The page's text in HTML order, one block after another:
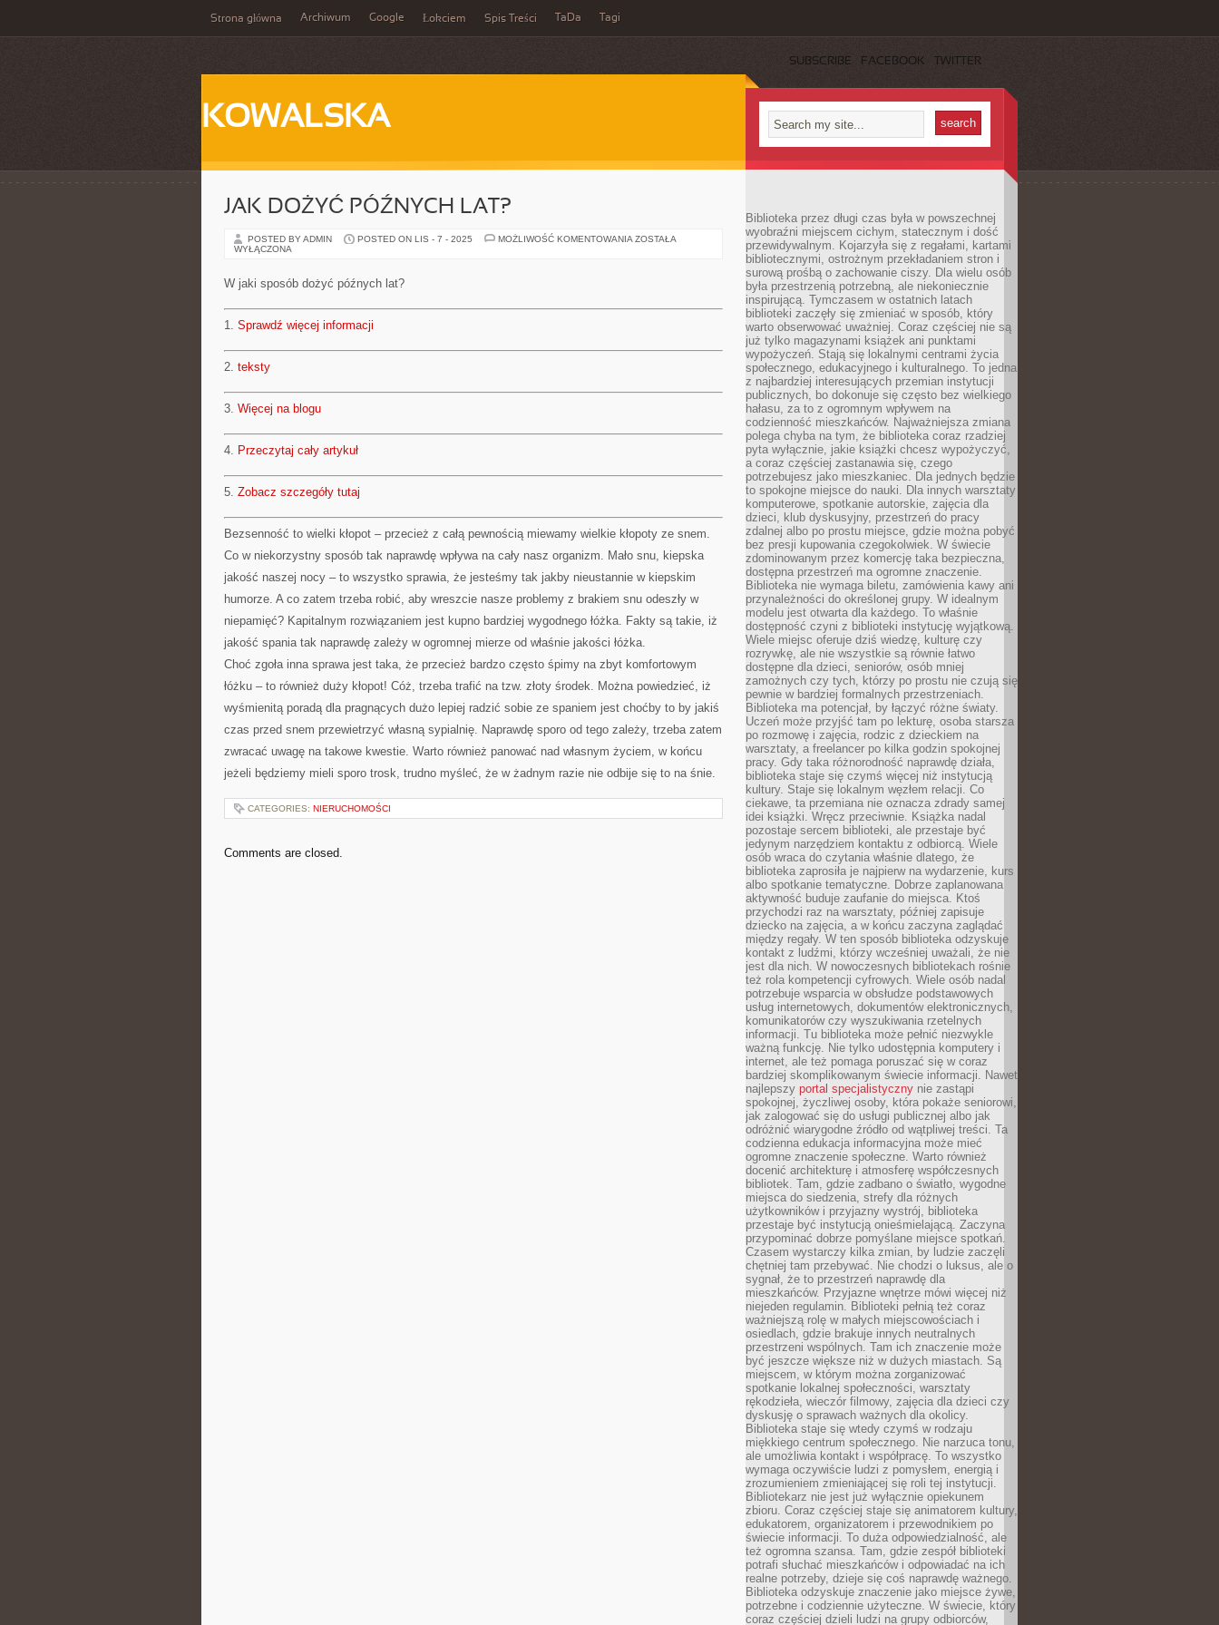
Strona główna Archiwum Google Łokciem Spis Treści TaDa Tagi
SUBSCRIBE FACEBOOK TWITTER
KOWALSKA
JAK DOŻYĆ PÓŹNYCH LAT?
POSTED BY ADMIN POSTED ON LIS - 7 - 2025 MOŻLIWOŚĆ KOMENTOWANIA JAK
ZOSTAŁA
WYŁĄCZONA
W jaki sposób dożyć późnych lat?
1. Sprawdź więcej informacji
2. teksty
3. Więcej na blogu
4. Przeczytaj cały artykuł
5. Zobacz szczegóły tutaj
Bezsenność to wielki kłopot – przecież z całą pewnością miewamy wielkie kłopoty ze snem.
Co w niekorzystny sposób tak naprawdę wpływa na cały nasz organizm. Mało snu, kiepska
jakość naszej nocy – to wszystko sprawia, że jesteśmy tak jakby nieustannie w kiepskim
humorze. A co zatem trzeba robić, aby wreszcie nasze problemy z brakiem snu odeszły w
niepamięć? Kapitalnym rozwiązaniem jest kupno bardziej wygodnego łóżka. Fakty są takie, iż
jakość spania tak naprawdę zależy w ogromnej mierze od właśnie jakości łóżka.
Choć zgoła inna sprawa jest taka, że przecież bardzo często śpimy na zbyt komfortowym
łóżku – to również duży kłopot! Cóż, trzeba trafić na tzw. złoty środek. Można powiedzieć, iż
wyśmienitą poradą dla pragnących dużo lepiej radzić sobie ze spaniem jest choćby to by jakiś
czas przed snem przewietrzyć własną sypialnię. Naprawdę sporo od tego zależy, trzeba zatem
zwracać uwagę na takowe kwestie. Warto również panować nad własnym życiem, w końcu
jeżeli będziemy mieli sporo trosk, trudno myśleć, że w żadnym razie nie odbije się to na śnie.
CATEGORIES: NIERUCHOMOŚCI
Comments are closed.
Biblioteka przez długi czas była w powszechnej
wyobraźni miejscem cichym, statecznym i dość
przewidywalnym. Kojarzyła się z regałami, kartami
bibliotecznymi, ostrożnym przekładaniem stron i
surową prośbą o zachowanie ciszy. Dla wielu osób
była przestrzenią potrzebną, ale niekoniecznie
inspirującą. Tymczasem w ostatnich latach
biblioteki zaczęły się zmieniać w sposób, który
warto obserwować uważniej. Coraz częściej nie są
już tylko magazynami książek ani punktami
wypożyczeń. Stają się lokalnymi centrami życia
społecznego, edukacyjnego i kulturalnego. To jedna
z najbardziej interesujących przemian instytucji
publicznych, bo dokonuje się często bez wielkiego
hałasu, za to z ogromnym wpływem na
codzienność mieszkańców. Najważniejsza zmiana
polega chyba na tym, że biblioteka coraz rzadziej
pyta wyłącznie, jakie książki chcesz wypożyczyć,
a coraz częściej zastanawia się, czego
potrzebujesz jako mieszkaniec. Dla jednych będzie
to spokojne miejsce do nauki. Dla innych warsztaty
komputerowe, spotkanie autorskie, zajęcia dla
dzieci, klub dyskusyjny, przestrzeń do pracy
zdalnej albo po prostu miejsce, gdzie można pobyć
bez presji kupowania czegokolwiek. W świecie
zdominowanym przez komercję taka bezpieczna,
dostępna przestrzeń ma ogromne znaczenie.
Biblioteka nie wymaga biletu, zamówienia kawy ani
przynależności do określonej grupy. W idealnym
modelu jest otwarta dla każdego. To właśnie
dostępność czyni z biblioteki instytucję wyjątkową.
Wiele miejsc oferuje dziś wiedzę, kulturę czy
rozrywkę, ale nie wszystkie są równie łatwo
dostępne dla dzieci, seniorów, osób mniej
zamożnych czy tych, którzy po prostu nie czują się
pewnie w bardziej formalnych przestrzeniach.
Biblioteka ma potencjał, by łączyć różne światy.
Uczeń może przyjść tam po lekturę, osoba starsza
po rozmowę i zajęcia, rodzic z dzieckiem na
warsztaty, a freelancer po kilka godzin spokojnej
pracy. Gdy taka różnorodność naprawdę działa,
biblioteka staje się czymś więcej niż instytucją
kultury. Staje się lokalnym węzłem relacji. Co
ciekawe, ta przemiana nie oznacza zdrady samej
idei książki. Wręcz przeciwnie. Książka nadal
pozostaje sercem biblioteki, ale przestaje być
jedynym narzędziem kontaktu z odbiorcą. Wiele
osób wraca do czytania właśnie dlatego, że
biblioteka zaprosiła je najpierw na wydarzenie, kurs
albo spotkanie tematyczne. Dobrze zaplanowana
aktywność buduje zaufanie do miejsca. Ktoś
przychodzi raz na warsztaty, później zapisuje
dziecko na zajęcia, a w końcu zaczyna zaglądać
między regały. W ten sposób biblioteka odzyskuje
kontakt z ludźmi, którzy wcześniej uważali, że nie
jest dla nich. W nowoczesnych bibliotekach rośnie
też rola kompetencji cyfrowych. Wiele osób nadal
potrzebuje wsparcia w obsłudze podstawowych
usług internetowych, dokumentów elektronicznych,
komunikatorów czy wyszukiwania rzetelnych
informacji. Tu biblioteka może pełnić niezwykle
ważną funkcję. Nie tylko udostępnia komputery i
internet, ale też pomaga poruszać się w coraz
bardziej skomplikowanym świecie informacji. Nawet
najlepszy portal specjalistyczny nie zastąpi
spokojnej, życzliwej osoby, która pokaże seniorowi,
jak zalogować się do usługi publicznej albo jak
odróżnić wiarygodne źródło od wątpliwej treści. Ta
codzienna edukacja informacyjna może mieć
ogromne znaczenie społeczne. Warto również
docenić architekturę i atmosferę współczesnych
bibliotek. Tam, gdzie zadbano o światło, wygodne
miejsca do siedzenia, strefy dla różnych
użytkowników i przyjazny wystrój, biblioteka
przestaje być instytucją onieśmielającą. Zaczyna
przypominać dobrze pomyślane miejsce spotkań.
Czasem wystarczy kilka zmian, by ludzie zaczęli
chętniej tam przebywać. Nie chodzi o luksus, ale o
sygnał, że to przestrzeń naprawdę dla
mieszkańców. Przyjazne wnętrze mówi więcej niż
niejeden regulamin. Biblioteki pełnią też coraz
ważniejszą rolę w małych miejscowościach i
osiedlach, gdzie brakuje innych neutralnych
przestrzeni wspólnych. Tam ich znaczenie może
być jeszcze większe niż w dużych miastach. Są
miejscem, w którym można zorganizować
spotkanie lokalnej społeczności, warsztaty
rękodzieła, wieczór filmowy, zajęcia dla dzieci czy
dyskusję o sprawach ważnych dla okolicy.
Biblioteka staje się wtedy czymś w rodzaju
miękkiego centrum społecznego. Nie narzuca tonu,
ale umożliwia kontakt i współpracę. To wszystko
wymaga oczywiście ludzi z pomysłem, energią i
zrozumieniem zmieniającej się roli tej instytucji.
Bibliotekarz nie jest już wyłącznie opiekunem
zbioru. Coraz częściej staje się animatorem kultury,
edukatorem, organizatorem i przewodnikiem po
świecie informacji. To duża odpowiedzialność, ale
też ogromna szansa. Tam, gdzie zespół biblioteki
potrafi słuchać mieszkańców i odpowiadać na ich
realne potrzeby, dzieje się coś naprawdę ważnego.
Biblioteka odzyskuje znaczenie jako miejsce żywe,
potrzebne i codziennie użyteczne. W świecie, który
coraz częściej dzieli ludzi na grupy odbiorców,